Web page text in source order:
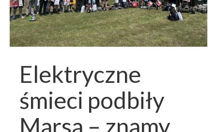
Elektryczne
śmieci podbiły
Marsa – znamy